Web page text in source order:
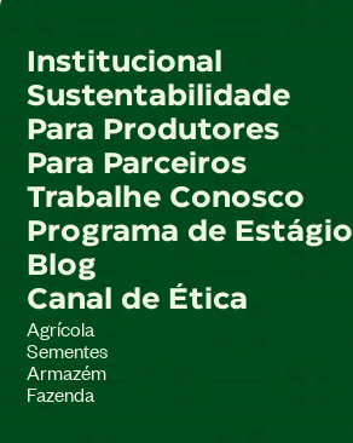
Institucional
Sustentabilidade
Para Produtores
Para Parceiros
Trabalhe Conosco
Programa de Estágio
Blog
Canal de Ética
Agrícola
Sementes
Armazém
Fazenda